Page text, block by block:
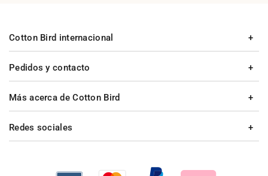
Pedidos y contacto
Más acerca de Cotton Bird
Cotton Bird internacional
Redes sociales